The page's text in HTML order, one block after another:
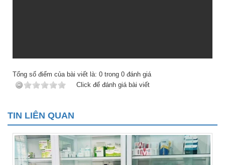
Tổng số điểm của bài viết là: 0 trong 0 đánh giá
Click để đánh giá bài viết
TIN LIÊN QUAN